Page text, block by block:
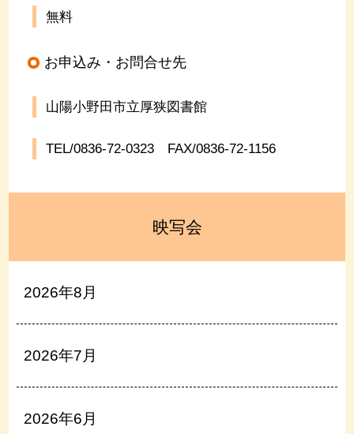
無料
お申込み・お問合せ先
山陽小野田市立厚狭図書館
TEL/0836-72-0323 FAX/0836-72-1156
映写会
2026年8月
2026年7月
2026年6月